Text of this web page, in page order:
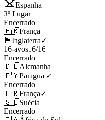
Espanha
3º Lugar
Encerrado
🇫🇷França
🏴󠁧󠁢󠁥󠁮󠁧󠁿 Inglaterra✓
16-avos16/16
Encerrado
🇩🇪Alemanha
🇵🇾Paraguai✓
Encerrado
🇫🇷França✓
🇸🇪Suécia
Encerrado